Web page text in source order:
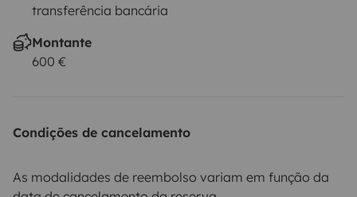
transferência bancária
Montante
600 €
Condições de cancelamento
As modalidades de reembolso variam em função da